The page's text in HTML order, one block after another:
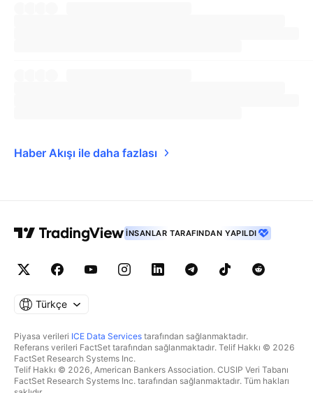
Haber Akışı ile daha fazlası
İNSANLAR TARAFINDAN YAPILDI
Türkçe
Piyasa verileri ICE Data Services tarafından sağlanmaktadır.
Referans verileri FactSet tarafından sağlanmaktadır. Telif Hakkı © 2026
FactSet Research Systems Inc.
Telif Hakkı © 2026, American Bankers Association. CUSIP Veri Tabanı
FactSet Research Systems Inc. tarafından sağlanmaktadır. Tüm hakları